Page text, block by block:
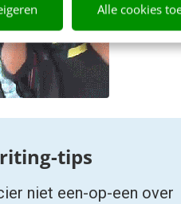
Alle cookies
niet een-op-een over